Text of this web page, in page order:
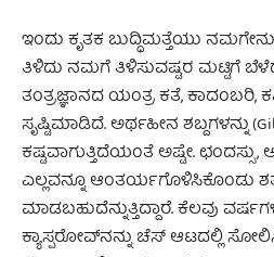
ಇಂದು ಕೃತಕ ಬುದ್ಧಿಮತ್ತೆಯು
ತಿಳಿದು ನಮಗೆ ತಿಳಿಸುವಷ್ಟರ ಮಟ್ಟಿಗೆ
ತಂತ್ರಜ್ಞಾನದ ಯಂತ್ರ ಕತೆ, ಕಾದಂಬರಿ,
ಸೃಷ್ಟಿಮಾಡಿದೆ. ಅರ್ಥಹೀನ ಶಬ್ದಗಳನ್ನು
ಕಷ್ಟವಾಗುತ್ತಿದೆಯಂತೆ ಅಷ್ಟೇ. ಛಂದಸ್ಸು,
ಎಲ್ಲವನ್ನೂ ಆಂತರ್ಯಗೊಳಿಸಿಕೊಂಡು
ಮಾಡಬಹುದೆನ್ನುತ್ತಿದ್ದಾರೆ. ಕೆಲವು
ಕ್ಯಾಸ್ಪರೋವ್‌ನನ್ನು ಚೆಸ್ ಆಟದಲ್ಲಿ